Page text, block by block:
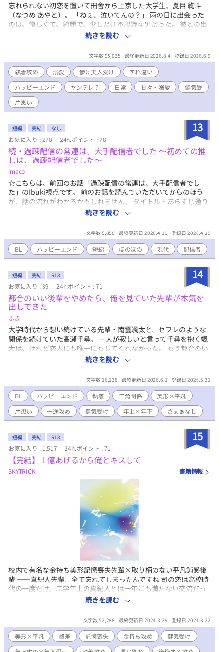
忘れられない初恋を置いて田舎から上京した大学生、夏目 絢斗
（なつめ あやと）。 「ねぇ、泣いてんの？」 雨の日に出会った
のは、優しくて、綺麗で、少しだけ不思議な男だった。 彼との出
会いは、初恋に囚われていた絢斗の世界を少しずつ変えていく。
次第に絢斗は、琉唯の甘く重い気持ちに心地よさを感じるように
なってきて───。 愛に飢えた男×初恋に囚われている男の、重
ラブストーリー。 ※他サイトでも公開中です
続きを読む
文字数 95,035 最終更新日 2026.8.4 登録日 2026.6.9
執着攻め 溺愛 儚げ美人受け
すれ違い
ハッピーエンド
ヤンデレ？ 日常 甘々・溺愛
健気受
片思い
13
短編 完結 なし
お気に入り : 278 24h.ポイント : 78
続・過疎配信の常連は、大手配信者でした 〜初めての推
しは、過疎配信者でした〜
imaco
☆こちらは、前回のお話「過疎配信の常連は、大手配信者でし
た」のIbuki視点です。 前のお話を読んでいただいてからのほう
が、話の流れがわかるかもしれません。 タイトル・あらすじ通り
のお話です。 スランプに悩んでいた大手配信者・Ibukiは、偶然見
つけた過疎配信に救われた。 ゆるくて、優しくて、ただ楽しそう
にゲームをする配信者・ひなた。 気づけば彼は、俺の“最推し”に
なっていた。 正体を隠し、“エー”として通い詰め、スパチャを投
げる日々。 けれどある日、うっかり本アカウントでコメントして
しまい、その関係は壊れてしまう。 もう行かない方がいいとわか
っている。 それでも――どうしても、あの声が忘れられない。 だ
からもう一度だけ。 ただの“エー”として、君の配信に戻ってもい
いですか？
続きを読む
文字数 5,858 最終更新日 2026.4.19 登録日 2026.4.19
BL ハッピーエンド 短編 ほのぼの 現代 配信者
14
短編 完結 R18
お気に入り : 39 24h.ポイント : 71
都合のいい後輩をやめたら、俺を見ていた先輩が本気を
出してきた
ふき
大学時代から想い続けている先輩・南雲颯太と、セフレのような
関係を続けていた高瀬千尋。 一人が寂しいと言って千尋を抱く颯
太は、けれど恋人にも唯一にもしてくれなかった。 もう都合のい
い後輩ではいられない。 そう思った千尋が相談したのは、大学時
代のサークルの部長だった先輩・圭だった。 「俺は高瀬と付き合
いたい」 「利用していい。気にせず、利用してくれ」 颯太を忘れ
られないと伝えても、圭は真っ直ぐな好意を差し出してくる。 千
尋は颯太との関係に区切りをつけて、圭と付き合うことにする。
けれど、終わらせた途端、颯太は今さら千尋を求め始める。 好き
だった人の唯一になれなかった千尋が、自分を見ていた先輩に捕
まって、少しずつ帰る場所を変えていく話。 攻め： 久瀬圭(ｸｾﾞｹｲ)
南雲颯太(ﾅｸﾞﾓｿｳﾀ) 受け： 高瀬千尋(ﾀｶｾﾁﾋﾛ)
続きを読む
文字数 16,138 最終更新日 2026.6.1 登録日 2026.5.31
BL ハッピーエンド 執着 三角関係
美形×平凡
片想い
一途攻め 健気受け 年上×年下 ざまぁなし
15
短編 完結 R18
お気に入り : 1,517 24h.ポイント : 71
【完結】１億あげるから俺とキスして
SKYTRICK 書籍情報
校内で有名な金持ち美形記憶喪失先輩×取り柄のない平凡鈍感後
輩 ——真紀人先輩、全て忘れてしまったんですね 司の恋は高校時
代の一度だけ。二学年上の真紀人とは一年にも満たない交流だっ
たけれど、それでも司は真紀人への恋を忘れられずにいた。 名門
私立校に生活を切り詰めながら通っていた一般家庭の司とは違っ
て、真紀人は上流階級の人間だった。二人の交流は傍目から見て
も異様で、最後に別れた日は、司にとっても悲しい記憶になって
いる。 先に卒業した真紀人と会うこともないまま司も高校を卒業
し九年が経った。 真紀人は会社を立ち上げ、若手社長として見事
続きを読む
文字数 52,288 最終更新日 2024.3.29 登録日 2024.3.22
美形×平凡 格差 記憶喪失 金持ち攻め
健気受け